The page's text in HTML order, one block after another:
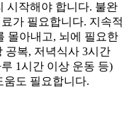
시작해야 합니다. 불완
가 필요합니다. 지속적
몰아내고, 뇌에 필요한
공복, 저녁식사 3시간
1시간 이상 운동 등)
움도 필요합니다.